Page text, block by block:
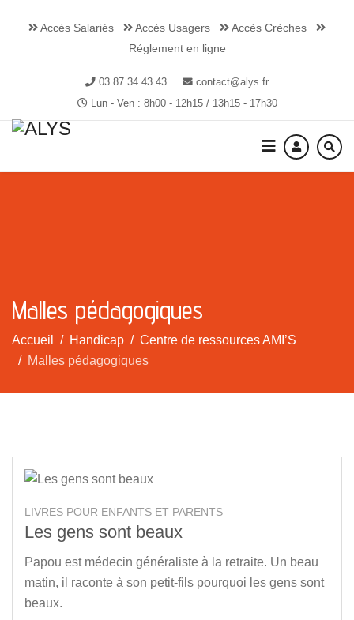
Accès Salariés Accès Usagers
Accès Crèches
Réglement en ligne
03 87 34 43 43
contact@alys.fr
Lun - Ven : 8h00 - 12h15 / 13h15 - 17h30
Malles pédagogiques
Accueil Handicap
Centre de ressources AMI’S
Malles pédagogiques
LIVRES POUR ENFANTS ET PARENTS
Les gens sont beaux
Papou est médecin généraliste à la retraite. Un beau
matin, il raconte à son petit-fils pourquoi les gens sont
beaux.